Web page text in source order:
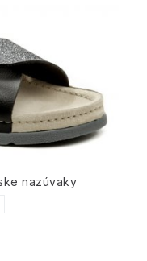
nazúvaky